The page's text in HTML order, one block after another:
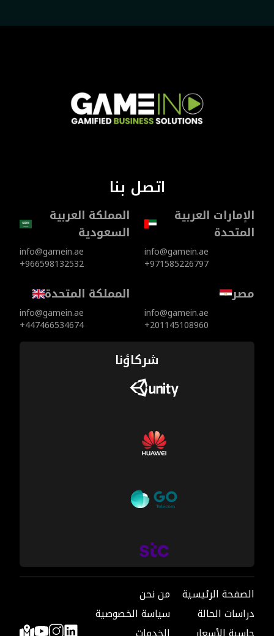
اتصل بنا
الإمارات العربية
المتحدة
info@gamein.ae
+971585226797
المملكة العربية
السعودية
info@gamein.ae
+966598132532
مصر
info@gamein.ae
+201145108960
المملكة المتحدة
info@gamein.ae
+447466534674
شركاؤنا
الصفحة الرئيسية
من نحن
دراسات الحالة
سياسة الخصوصية